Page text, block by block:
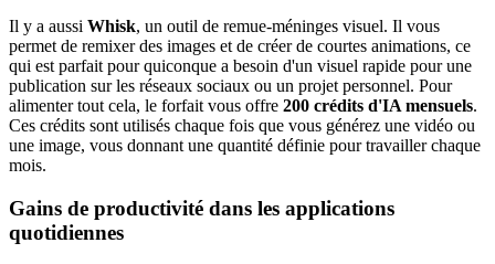
Il y a aussi Whisk, un outil de remue-méninges visuel. Il vous
permet de remixer des images et de créer de courtes animations, ce
qui est parfait pour quiconque a besoin d'un visuel rapide pour une
publication sur les réseaux sociaux ou un projet personnel. Pour
alimenter tout cela, le forfait vous offre 200 crédits d'IA mensuels.
Ces crédits sont utilisés chaque fois que vous générez une vidéo ou
une image, vous donnant une quantité définie pour travailler chaque
mois.
Gains de productivité dans les applications
quotidiennes